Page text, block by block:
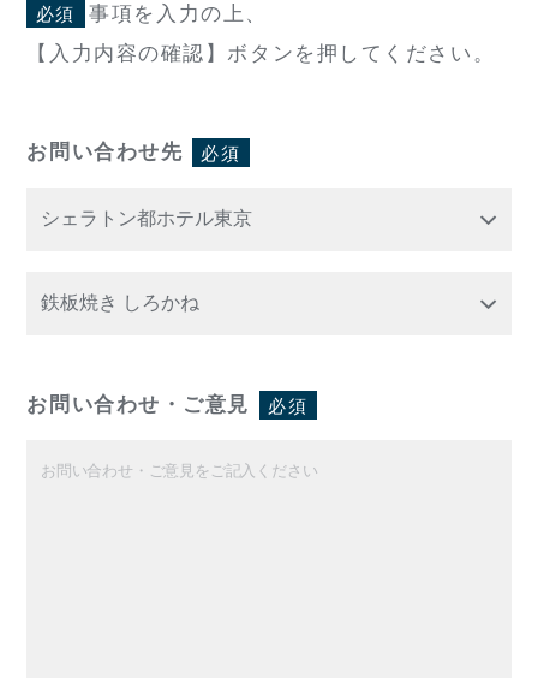
必須
事項を入力の上、
【入力内容の確認】ボタンを押してください。
お問い合わせ先 必須
お問い合わせ・ご意見 必須